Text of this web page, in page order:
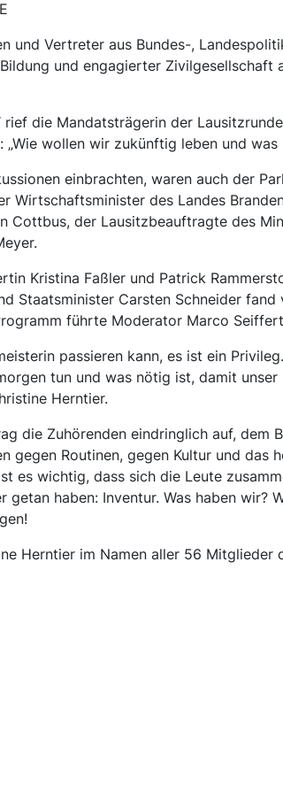
Vertreter aus Bundes-,
und engagierter Zivilgesellschaft
die Mandatsträgerin der
wollen wir zukünftig leben und was
einbrachten, waren auch der
Wirtschaftsminister des Landes
Cottbus, der Lausitzbeauftragte des
Kristina Faßler und Patrick
Staatsminister Carsten Schneider
führte Moderator Marco
passieren kann, es ist ein
tun und was nötig ist, damit unser
Herntier.
die Zuhörenden eindringlich auf, dem
gegen Routinen, gegen Kultur und
wichtig, dass sich die Leute
haben: Inventur. Was haben wir?
Herntier im Namen aller 56 Mitglieder